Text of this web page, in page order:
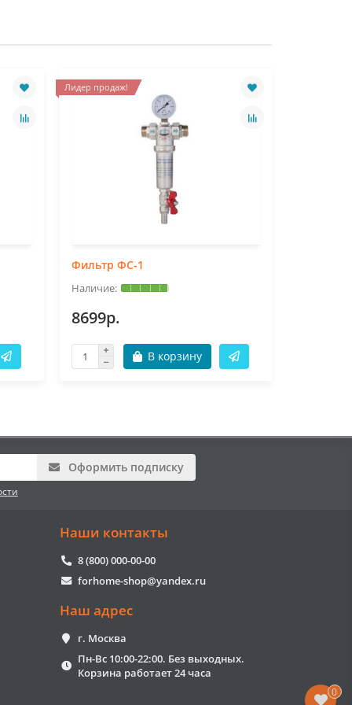
Лидер продаж!
Фильтр ФС-1
8699р.
В корзину
Оформить подписку
Наши контакты
8 (800) 000-00-00
forhome-shop@yandex.ru
Наш адрес
г. Москва
Пн-Вс 10:00-22:00. Без выходных.
Корзина работает 24 часа
0